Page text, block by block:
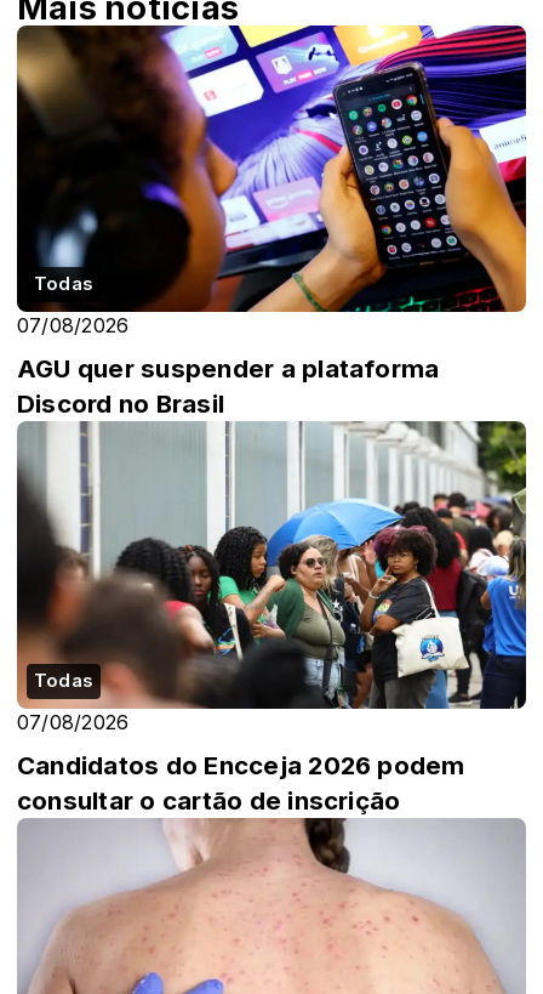
Todas
07/08/2026
AGU quer suspender a plataforma
Discord no Brasil
Todas
07/08/2026
Candidatos do Encceja 2026 podem
consultar o cartão de inscrição